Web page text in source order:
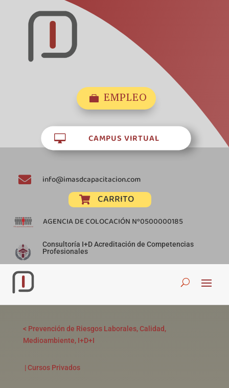
 EMPLEO
 CAMPUS VIRTUAL
 info@imasdcapacitacion.com
 CARRITO
AGENCIA DE COLOCACIÓN Nº0500000185
Consultoría I+D Acreditación de Competencias
Profesionales
< Prevención de Riesgos Laborales, Calidad,
Medioambiente, I+D+I
|Cursos Privados